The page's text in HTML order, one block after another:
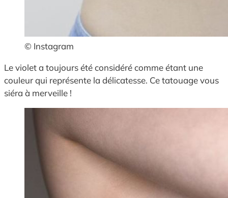
© Instagram
Le violet a toujours été considéré comme étant une
couleur qui représente la délicatesse. Ce tatouage vous
siéra à merveille !